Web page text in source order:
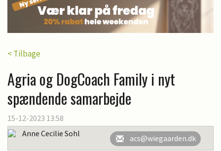
< Tilbage
Agria og DogCoach Family i nyt
spændende samarbejde
15-12-2023 13:58
Anne Cecilie Sohl
acs@wiegaarden.dk